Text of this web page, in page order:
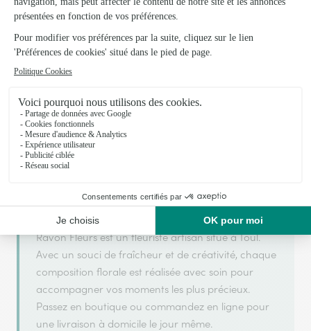
Votre fleuriste artisan à Toul
Ravon Fleurs
obtenu le label
Ravon Fleurs est un fleuriste artisan situé à Toul.
Avec un souci de fraîcheur et de créativité, chaque
composition florale est réalisée avec soin pour
accompagner vos moments les plus précieux.
Passez en boutique ou commandez en ligne pour
une livraison à domicile le jour même.